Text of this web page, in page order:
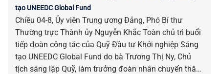
tạo UNEEDC Global Fund
Chiều 04-8, Ủy viên Trung ương Đảng, Phó Bí thư
Thường trực Thành ủy Nguyễn Khắc Toàn chủ trì buổi
tiếp đoàn công tác của Quỹ Đầu tư Khởi nghiệp Sáng
tạo UNEEDC Global Fund do bà Trương Thị Ny, Chủ
tịch sáng lập Quỹ, làm trưởng đoàn nhân chuyến thăm